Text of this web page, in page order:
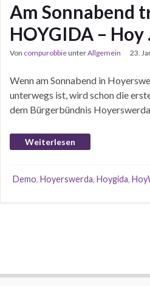
Am Sonnabend
HOYGIDA – Hoy
Von compurobbieunterAllgemein 23.
Wenn am Sonnabend in
unterwegs ist, wird schon die
dem Bürgerbündnis
Weiterlesen
Demo, Hoyerswerda, Hoygida,